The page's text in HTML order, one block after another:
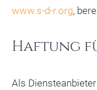
www.s-d-r.org,
Haftung
Als